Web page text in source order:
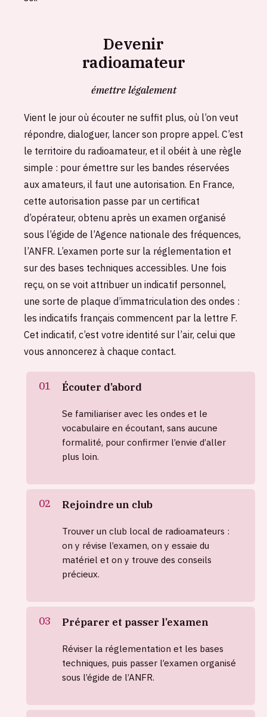
Devenir
radioamateur
émettre légalement
Vient le jour où écouter ne suffit plus, où l’on veut
répondre, dialoguer, lancer son propre appel. C’est
le territoire du radioamateur, et il obéit à une règle
simple : pour émettre sur les bandes réservées
aux amateurs, il faut une autorisation. En France,
cette autorisation passe par un certificat
d’opérateur, obtenu après un examen organisé
sous l’égide de l’Agence nationale des fréquences,
l’ANFR. L’examen porte sur la réglementation et
sur des bases techniques accessibles. Une fois
reçu, on se voit attribuer un indicatif personnel,
une sorte de plaque d’immatriculation des ondes :
les indicatifs français commencent par la lettre F.
Cet indicatif, c’est votre identité sur l’air, celui que
vous annoncerez à chaque contact.
Écouter d’abord
Se familiariser avec les ondes et le
vocabulaire en écoutant, sans aucune
formalité, pour confirmer l’envie d’aller
plus loin.
Rejoindre un club
Trouver un club local de radioamateurs :
on y révise l’examen, on y essaie du
matériel et on y trouve des conseils
précieux.
Préparer et passer l’examen
Réviser la réglementation et les bases
techniques, puis passer l’examen organisé
sous l’égide de l’ANFR.